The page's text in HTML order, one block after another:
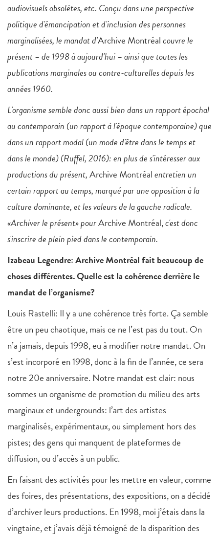
audiovisuels obsolètes, etc. Conçu dans une perspective
politique d'émancipation et d'inclusion des personnes
marginalisées, le mandat d'Archive Montréalcouvre le
présent – de 1998 à aujourd'hui – ainsi que toutes les
publications marginales ou contre-culturelles depuis les
années 1960.
L'organisme semble donc aussi bien dans un rapport épochal
au contemporain (un rapport à l'époque contemporaine) que
dans un rapport modal (un mode d'être dans le temps et
dans le monde) (Ruffel, 2016): en plus de s'intéresser aux
productions du présent,Archive Montréalentretien un
certain rapport au temps, marqué par une opposition à la
culture dominante, et les valeurs de la gauche radicale.
«Archiver le présent» pourArchive Montréal,c'est donc
s'inscrire de plein pied dans le contemporain.
Izabeau Legendre: Archive Montréal fait beaucoup de
choses différentes. Quelle est la cohérence derrière le
mandat de l’organisme?
Louis Rastelli: Il y a une cohérence très forte. Ça semble
être un peu chaotique, mais ce ne l’est pas du tout. On
n’a jamais, depuis 1998, eu à modifier notre mandat. On
s’est incorporé en 1998, donc à la fin de l’année, ce sera
notre 20e anniversaire. Notre mandat est clair: nous
sommes un organisme de promotion du milieu des arts
marginaux et undergrounds: l’art des artistes
marginalisés, expérimentaux, ou simplement hors des
pistes; des gens qui manquent de plateformes de
diffusion, ou d’accès à un public.
En faisant des activités pour les mettre en valeur, comme
des foires, des présentations, des expositions, on a décidé
d’archiver leurs productions. En 1998, moi j’étais dans la
vingtaine, et j’avais déjà témoigné de la disparition des